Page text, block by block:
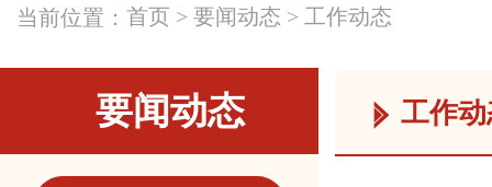
当前位置： 首页 > 要闻动态 > 工作动态
要闻动态 工作